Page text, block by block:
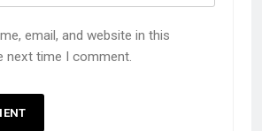
email, and website in this
next time I comment.